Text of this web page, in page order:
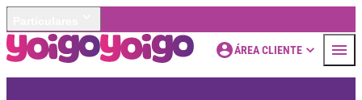
ÁREA CLIENTE